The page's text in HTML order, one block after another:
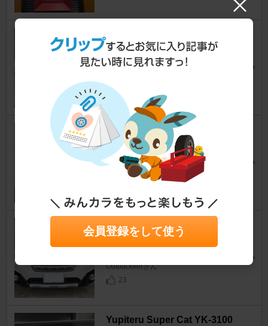
R ENGINE
レガシィ アウトバック [BS]
BILSTEIN BILSTEIN B6
レガシィ アウトバック [BS]
Outbackkerさん
34
Radi-Cool Radi-Cool（放射冷
却膜塗布）size Ｌ
Outbackkerさん
23
Yupiteru Super Cat YK-3100
会員登録をして使う